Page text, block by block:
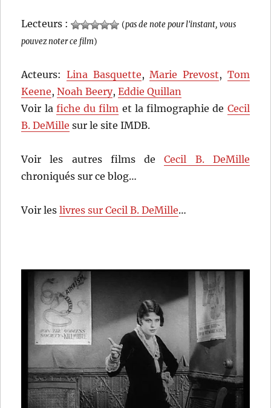
Lecteurs : (pas de note pour l'instant, vous
pouvez noter ce film)
Acteurs: Lina Basquette,Marie Prevost, Tom
Keene,Noah Beery,Eddie Quillan
Voir la fiche du film et la filmographie de Cecil
B. DeMille sur le site IMDB.
Voir les autres films deCecil B. DeMille
chroniqués sur ce blog…
Voir leslivres sur Cecil B. DeMille…